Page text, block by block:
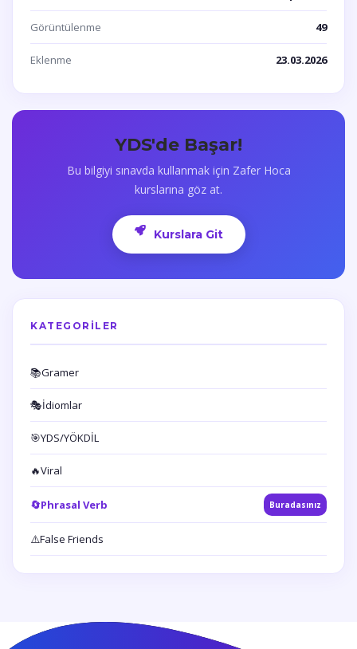
Görüntülenme 49
Eklenme 23.03.2026
YDS'de Başar!
Bu bilgiyi sınavda kullanmak için Zafer Hoca
kurslarına göz at.
Kurslara Git
KATEGORILER
📚Gramer
🎭İdiomlar
🎯YDS/YÖKDİL
🔥Viral
🔄Phrasal Verb Buradasınız
⚠️False Friends